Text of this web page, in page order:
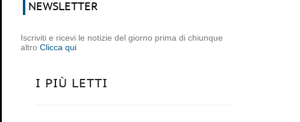
NEWSLETTER
Iscriviti e ricevi le notizie del giorno prima di chiunque
altroClicca qui
I PIÙ LETTI